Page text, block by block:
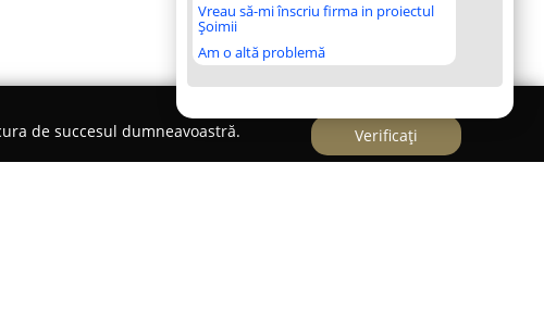
Vreau să-mi înscriu firma in proiectul
Șoimii
Am o altă problemă
de succesul dumneavoastră.
Verificați